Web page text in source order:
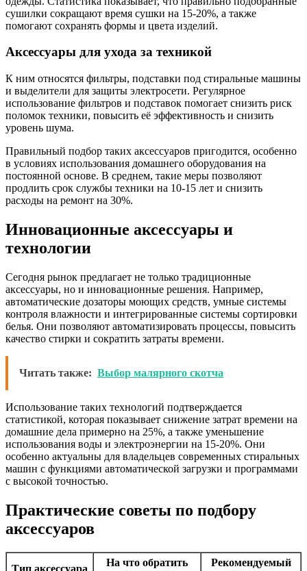
сушилки сокращают время сушки на 15-20%, а также
помогают сохранять формы и цвета изделий.
Аксессуары для ухода за техникой
К ним относятся фильтры, подставки под стиральные машины
и выделители для защиты электросети. Регулярное
использование фильтров и подставок помогает снизить риск
поломок техники, повысить её эффективность и снизить
уровень шума.
Правильный подбор таких аксессуаров пригодится, особенно
в условиях использования домашнего оборудования на
постоянной основе. В среднем, такие меры позволяют
продлить срок службы техники на 10-15 лет и снизить
расходы на ремонт на 30%.
Инновационные аксессуары и
технологии
Сегодня рынок предлагает не только традиционные
аксессуары, но и инновационные решения. Например,
автоматические дозаторы моющих средств, умные системы
контроля влажности и интегрированные системы сортировки
белья. Они позволяют автоматизировать процессы, повысить
качество стирки и сократить затраты времени.
Читать также: Выбор малярного скотча
Использование таких технологий подтверждается
статистикой, которая показывает снижение затрат времени на
домашние дела примерно на 25%, а также уменьшение
использования воды и электроэнергии на 15-20%. Они
особенно актуальны для владельцев современных стиральных
машин с функциями автоматической загрузки и программами
с высокой точностью.
Практические советы по подбору
аксессуаров
Тип аксессуара
На что обратить
Рекомендуемый